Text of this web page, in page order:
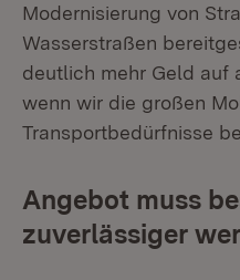
Modernisierung von
Wasserstraßen
deutlich mehr Geld auf
wenn wir die großen
Transportbedürfnisse
Angebot muss
zuverlässiger